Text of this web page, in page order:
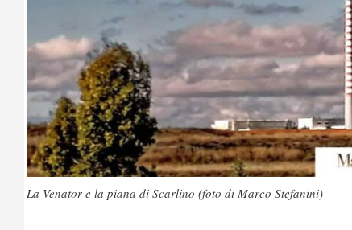
La Venator e la piana di Scarlino (foto di Marco Stefanini)